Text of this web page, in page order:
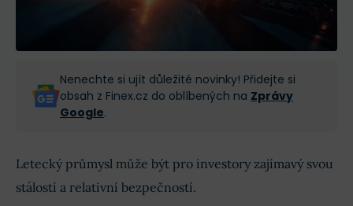
Nenechte si ujít důležité novinky! Přidejte si
obsah z Finex.cz do oblíbených na Zprávy
Google.
Letecký průmysl může být pro investory zajímavý svou
stálostí a relativní bezpečností.